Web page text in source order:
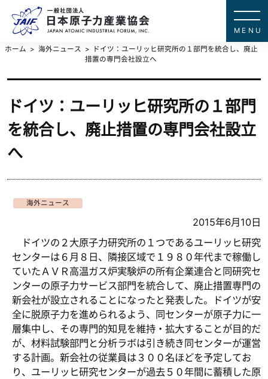
ホーム 海外ニュース
ドイツ：ユーリッヒ研究所の１部門を統合し、廃止
措置の専門会社設立へ
ドイツ：ユーリッヒ研究所の１部門
を統合し、廃止措置の専門会社設立
へ
海外ニュース
2015年6月10日
ドイツの２大原子力研究所の１つであるユーリッヒ研究
センターは６月８日、隣接区域で１９８０年代まで稼働し
ていたＡＶＲ高温ガス炉実験炉の所有企業連合と同研究セ
ンターの原子力サービス部門を統合して、廃止措置専門の
新会社が設立されることになったと発表した。ドイツが安
全に脱原子力を進められるよう、同センターが原子力に一
層集中し、その専門的知見を維持・拡大することが目的だ
が、材料試験部門と分析ラボは引き続き同センターが運営
する計画。新会社の従業員は３００名ほどを予定してお
り、ユーリッヒ研究センターが過去５０年間に蓄積した原